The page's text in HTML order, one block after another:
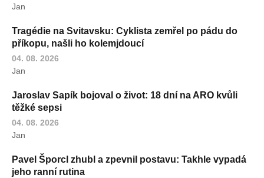
Jan
Tragédie na Svitavsku: Cyklista zemřel po pádu do
příkopu, našli ho kolemjdoucí
04. 08. 2026
Jan
Jaroslav Sapík bojoval o život: 18 dní na ARO kvůli
těžké sepsi
04. 08. 2026
Jan
Pavel Šporcl zhubl a zpevnil postavu: Takhle vypadá
jeho ranní rutina